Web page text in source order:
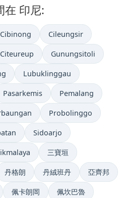
在 印尼:
Cibinong Cileungsir
Citeureup Gunungsitoli
Lubuklinggau
Pasarkemis Pemalang
Probolinggo
Sidoarjo
三寶垣
丹格朗 丹絨班丹 亞齊邦
佩卡朗岡 佩坎巴魯